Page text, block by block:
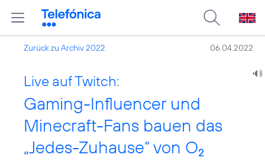
Zurück zu Archiv 2022 06.04.2022
Live auf Twitch:
Gaming-Influencer und
Minecraft-Fans bauen das
„Jedes-Zuhause“ von O2